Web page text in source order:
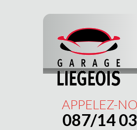
APPELEZ-
087/14